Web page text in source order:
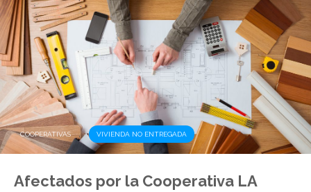
COOPERATIVAS , VIVIENDA NO ENTREGADA
Afectados por la Cooperativa LA